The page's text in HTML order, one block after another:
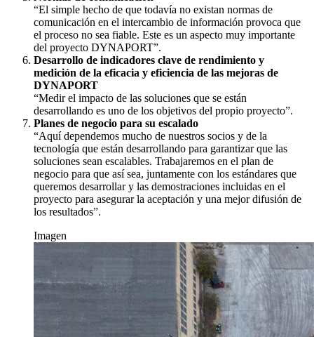
“El simple hecho de que todavía no existan normas de
comunicación en el intercambio de información provoca que
el proceso no sea fiable. Este es un aspecto muy importante
del proyecto DYNAPORT”.
Desarrollo de indicadores clave de rendimiento y
medición de la eficacia y eficiencia de las mejoras de
DYNAPORT
“Medir el impacto de las soluciones que se están
desarrollando es uno de los objetivos del propio proyecto”.
Planes de negocio para su escalado
“Aquí dependemos mucho de nuestros socios y de la
tecnología que están desarrollando para garantizar que las
soluciones sean escalables. Trabajaremos en el plan de
negocio para que así sea, juntamente con los estándares que
queremos desarrollar y las demostraciones incluidas en el
proyecto para asegurar la aceptación y una mejor difusión de
los resultados”.
Imagen